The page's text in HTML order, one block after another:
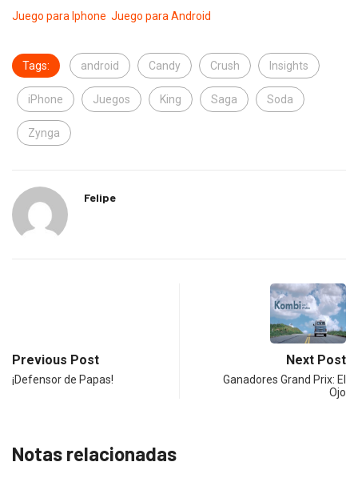
Juego para Iphone Juego para Android
Tags: android Candy Crush Insights
iPhone Juegos King Saga Soda
Zynga
Felipe
Previous Post
¡Defensor de Papas!
Next Post
Ganadores Grand Prix: El
Ojo
Notas relacionadas